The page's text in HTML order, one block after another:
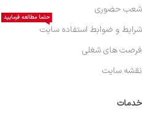
خدمات
شعب حضوری
شرایط و ضوابط استفاده سایت
حتما مطالعه فرمایید
فرصت های شغلی
نقشه سایت